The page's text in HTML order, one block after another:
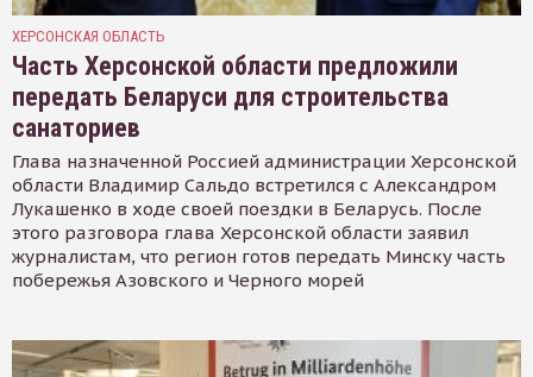
ХЕРСОНСКАЯ ОБЛАСТЬ
Часть Херсонской области предложили
передать Беларуси для строительства
санаториев
Глава назначенной Россией администрации Херсонской
области Владимир Сальдо встретился с Александром
Лукашенко в ходе своей поездки в Беларусь. После
этого разговора глава Херсонской области заявил
журналистам, что регион готов передать Минску часть
побережья Азовского и Черного морей